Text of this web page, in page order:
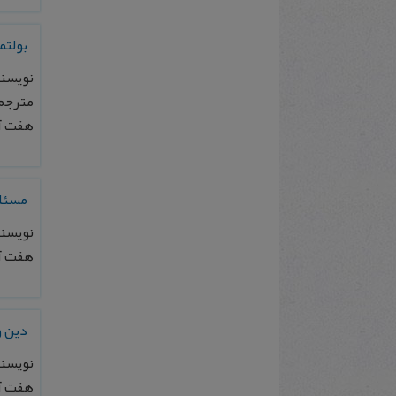
هفت
هفت
دين
هفت آسمان،